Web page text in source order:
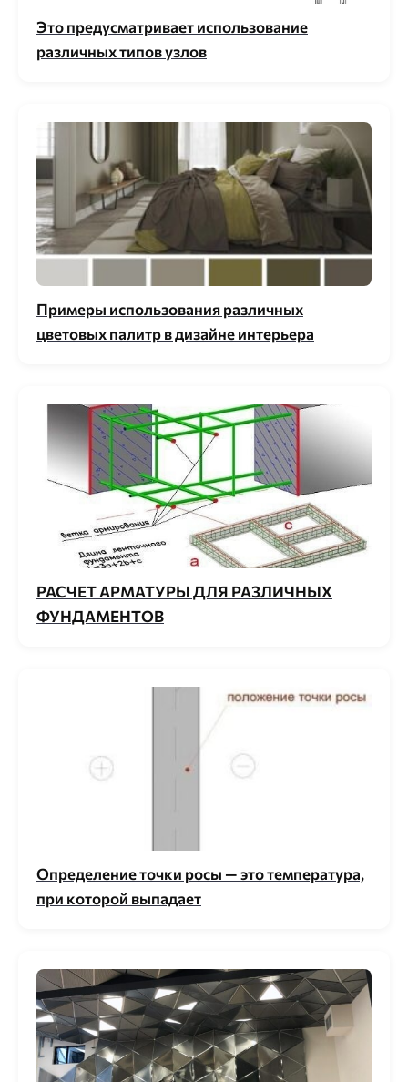
Это предусматривает использование
различных типов узлов
Примеры использования различных
цветовых палитр в дизайне интерьера
РАСЧЕТ АРМАТУРЫ ДЛЯ РАЗЛИЧНЫХ
ФУНДАМЕНТОВ
Определение точки росы — это температура,
при которой выпадает